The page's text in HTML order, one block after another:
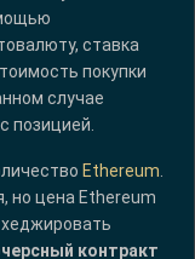
ставка
покупки
случае
позицией.
Ethereum.
но цена Ethereum
контракт